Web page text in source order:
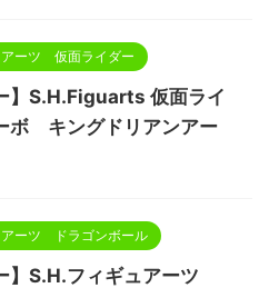
ーツ 仮面ライダー
】S.H.Figuarts 仮面ライ
ボ キングドリアンアー
アーツ ドラゴンボール
】S.H.フィギュアーツ